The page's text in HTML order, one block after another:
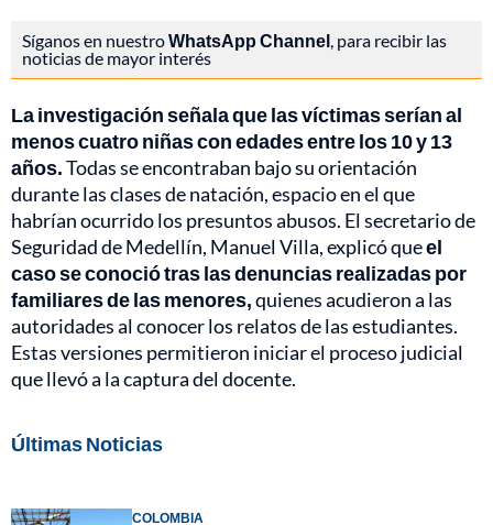
Síganos en nuestroWhatsApp Channel, para recibir las
noticias de mayor interés
La investigación señala que las víctimas serían al
menos cuatro niñas con edades entre los 10 y 13
años.Todas se encontraban bajo su orientación
durante las clases de natación, espacio en el que
habrían ocurrido los presuntos abusos. El secretario de
Seguridad de Medellín, Manuel Villa, explicó queel
caso se conoció tras las denuncias realizadas por
familiares de las menores,quienes acudieron a las
autoridades al conocer los relatos de las estudiantes.
Estas versiones permitieron iniciar el proceso judicial
que llevó a la captura del docente.
Últimas Noticias
COLOMBIA